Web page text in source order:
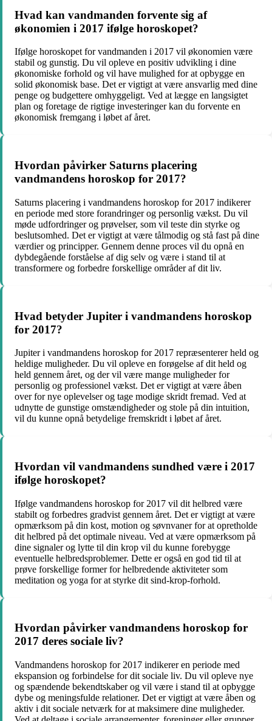
Hvad kan vandmanden forvente sig af
økonomien i 2017 ifølge horoskopet?
Ifølge horoskopet for vandmanden i 2017 vil økonomien være
stabil og gunstig. Du vil opleve en positiv udvikling i dine
økonomiske forhold og vil have mulighed for at opbygge en
solid økonomisk base. Det er vigtigt at være ansvarlig med dine
penge og budgettere omhyggeligt. Ved at lægge en langsigtet
plan og foretage de rigtige investeringer kan du forvente en
økonomisk fremgang i løbet af året.
Hvordan påvirker Saturns placering
vandmandens horoskop for 2017?
Saturns placering i vandmandens horoskop for 2017 indikerer
en periode med store forandringer og personlig vækst. Du vil
møde udfordringer og prøvelser, som vil teste din styrke og
beslutsomhed. Det er vigtigt at være tålmodig og stå fast på dine
værdier og principper. Gennem denne proces vil du opnå en
dybdegående forståelse af dig selv og være i stand til at
transformere og forbedre forskellige områder af dit liv.
Hvad betyder Jupiter i vandmandens horoskop
for 2017?
Jupiter i vandmandens horoskop for 2017 repræsenterer held og
heldige muligheder. Du vil opleve en forøgelse af dit held og
held gennem året, og der vil være mange muligheder for
personlig og professionel vækst. Det er vigtigt at være åben
over for nye oplevelser og tage modige skridt fremad. Ved at
udnytte de gunstige omstændigheder og stole på din intuition,
vil du kunne opnå betydelige fremskridt i løbet af året.
Hvordan vil vandmandens sundhed være i 2017
ifølge horoskopet?
Ifølge vandmandens horoskop for 2017 vil dit helbred være
stabilt og forbedres gradvist gennem året. Det er vigtigt at være
opmærksom på din kost, motion og søvnvaner for at opretholde
dit helbred på det optimale niveau. Ved at være opmærksom på
dine signaler og lytte til din krop vil du kunne forebygge
eventuelle helbredsproblemer. Dette er også en god tid til at
prøve forskellige former for helbredende aktiviteter som
meditation og yoga for at styrke dit sind-krop-forhold.
Hvordan påvirker vandmandens horoskop for
2017 deres sociale liv?
Vandmandens horoskop for 2017 indikerer en periode med
ekspansion og forbindelse for dit sociale liv. Du vil opleve nye
og spændende bekendtskaber og vil være i stand til at opbygge
dybe og meningsfulde relationer. Det er vigtigt at være åben og
aktiv i dit sociale netværk for at maksimere dine muligheder.